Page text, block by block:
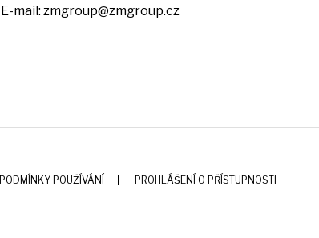
E-mail: zmgroup@zmgroup.cz
PODMÍNKY POUŽÍVÁNÍ PROHLÁŠENÍ O PŘÍSTUPNOSTI